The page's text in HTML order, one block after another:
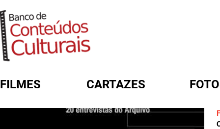
FILMES CARTAZES
FORMULÁRIO DE BUSCA